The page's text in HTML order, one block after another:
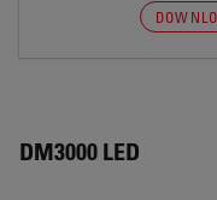
DM3000 LED